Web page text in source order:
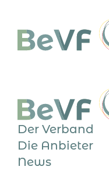
Der Verband
Die Anbieter
News